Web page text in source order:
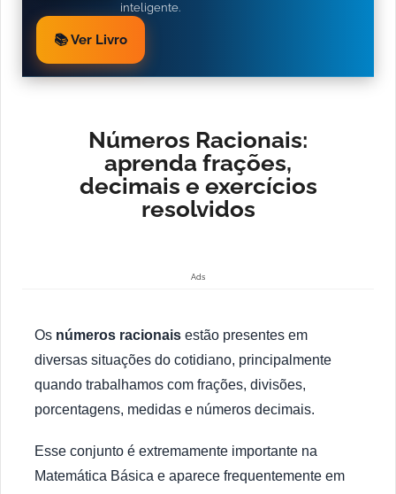
inteligente.
📚 Ver Livro
Números Racionais:
aprenda frações,
decimais e exercícios
resolvidos
Ads
Os números racionais estão presentes em
diversas situações do cotidiano, principalmente
quando trabalhamos com frações, divisões,
porcentagens, medidas e números decimais.
Esse conjunto é extremamente importante na
Matemática Básica e aparece frequentemente em